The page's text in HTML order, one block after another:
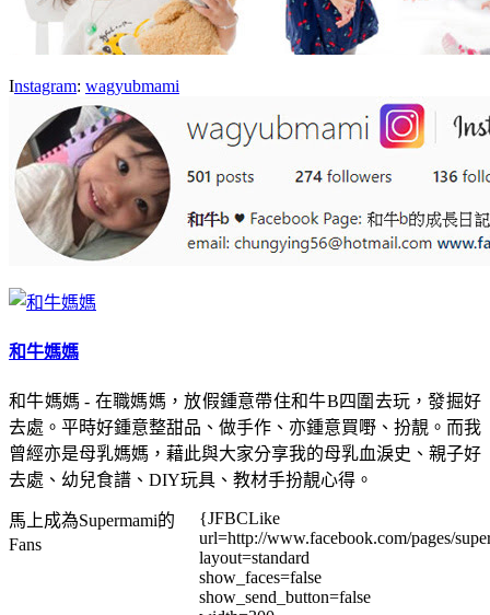
Instagram: wagyubmami
和牛媽媽
和牛媽媽 - 在職媽媽，放假鍾意帶住和牛B四圍去玩，發掘好
去處。平時好鍾意整甜品、做手作、亦鍾意買嘢、扮靚。而我
曾經亦是母乳媽媽，藉此與大家分享我的母乳血淚史、親子好
去處、幼兒食譜、DIY玩具、教材手扮靚心得。
馬上成為Supermami的
Fans
{JFBCLike
url=http://www.facebook.com/pages/
layout=standard
show_faces=false
show_send_button=false